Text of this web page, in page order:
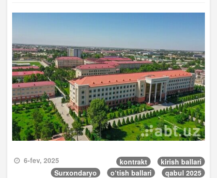
6-fev, 2025 kontrakt
kirish ballari
Surxondaryo
o‘tish ballari qabul 2025